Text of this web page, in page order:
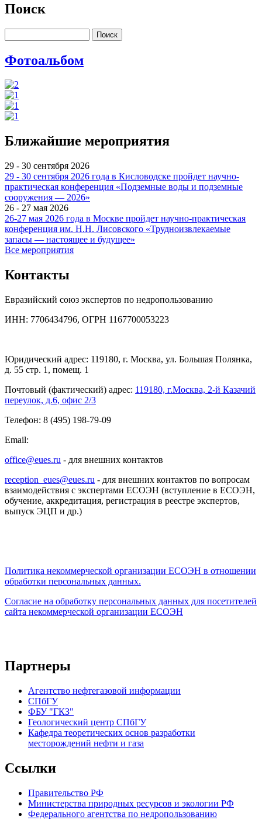
Поиск
Фотоальбом
Ближайшие мероприятия
29 - 30 сентября 2026
29 - 30 сентября 2026 года в Кисловодске пройдет научно-
практическая конференция «Подземные воды и подземные
сооружения — 2026»
26 - 27 мая 2026
26-27 мая 2026 года в Москве пройдет научно-практическая
конференция им. Н.Н. Лисовского «Трудноизвлекаемые
запасы — настоящее и будущее»
Все мероприятия
Контакты
Евразийский союз экспертов по недропользованию
ИНН: 7706434796, ОГРН 1167700053223
Юридический адрес: 119180, г. Москва, ул. Большая Полянка,
д. 55 стр. 1, помещ. 1
Почтовый (фактический) адрес: 119180, г.Москва, 2-й Казачий
переулок, д.6, офис 2/3
Телефон: 8 (495) 198-79-09
Email:
office@eues.ru - для внешних контактов
reception_eues@eues.ru - для внешних контактов по вопросам
взаимодействия с экспертами ЕСОЭН (вступление в ЕСОЭН,
обучение, аккредитация, регистрация в реестре экспертов,
выпуск ЭЦП и др.)
Политика некоммерческой организации ЕСОЭН в отношении
обработки персональных данных.
Согласие на обработку персональных данных для посетителей
сайта некоммерческой организации ЕСОЭН
Партнеры
Агентство нефтегазовой информации
СПбГУ
ФБУ "ГКЗ"
Геологический центр СПбГУ
Кафедра теоретических основ разработки
месторождений нефти и газа
Ссылки
Правительство РФ
Министерства природных ресурсов и экологии РФ
Федерального агентства по недропользованию